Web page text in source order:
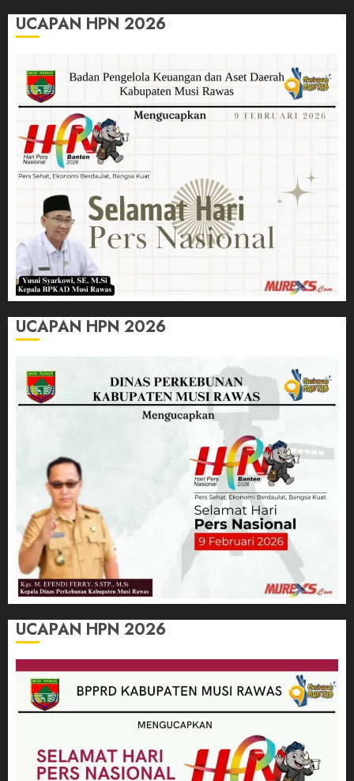
UCAPAN HPN 2026
UCAPAN HPN 2026
UCAPAN HPN 2026